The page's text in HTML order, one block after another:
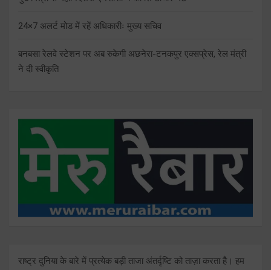
24×7 अलर्ट मोड में रहें अधिकारीः मुख्य सचिव
बनबसा रेलवे स्टेशन पर अब रुकेगी अछनेरा-टनकपुर एक्सप्रेस, रेल मंत्री
ने दी स्वीकृति
राष्ट्र दुनिया के बारे में प्रत्येक बड़ी ताजा अंतर्दृष्टि को ताज़ा करता है। हम